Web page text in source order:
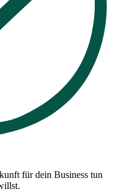
für dein Business tun